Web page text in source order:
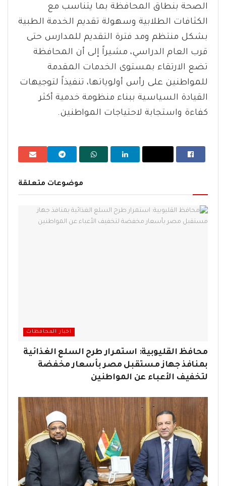
الصحة بنطاق المحافظة بما يتناسب مع
الكثافات الطلابية وسهولة تقديم الخدمة الطبية
بشكل منتظم ومد فترة التقديم للمدارس حتى
قرب العام الدراسي، مشيراً إلى أن المحافظة
تضع الارتقاء بمستوى الخدمات المقدمة
للمواطنين على رأس أولوياتها، تنفيذاً لتوجيهات
القيادة السياسية ببناء منظومة خدمية أكثر
كفاءة واستجابة لاحتياجات المواطنين.
موضوعات متعلقة
اخبار المحافظات
محافظ القليوبية: استمرار طرح السلع الغذائية
بمنافذ جهاز مستقبل مصر بأسعار مخفضة
لتخفيف الأعباء عن المواطنين